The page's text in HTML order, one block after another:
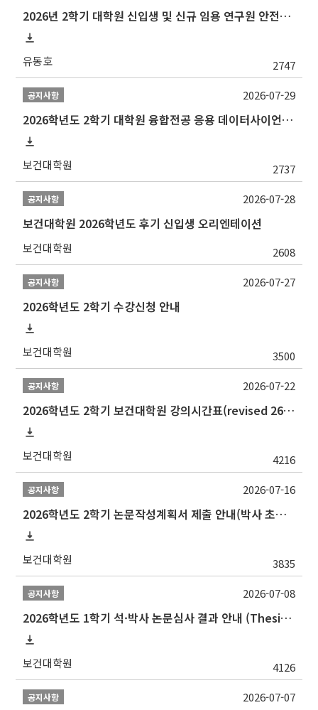
2026년 2학기 대학원 신입생 및 신규 임용 연구원 안전환경교육(신규교육) 실시 안내
유동호 2747
공지사항
2026학년도 2학기 대학원 융합전공 응용 데이터사이언스 선발 계획 알림
보건대학원 2737
2026-07-29
공지사항
보건대학원 2026학년도 후기 신입생 오리엔테이션
보건대학원 2608
2026-07-28
공지사항
2026학년도 2학기 수강신청 안내
보건대학원 3500
2026-07-27
공지사항
2026학년도 2학기 보건대학원 강의시간표(revised 260803)(2026 2nd SEMESTER SNU GSPH TIMETABLE)
보건대학원 4216
2026-07-22
공지사항
2026학년도 2학기 논문작성계획서 제출 안내(박사 초심 일정 포함)_Thesis Proposal
보건대학원 3835
2026-07-16
공지사항
2026학년도 1학기 석·박사 논문심사 결과 안내 (Thesis Defense Result)
보건대학원 4126
2026-07-08
공지사항 2026-07-07